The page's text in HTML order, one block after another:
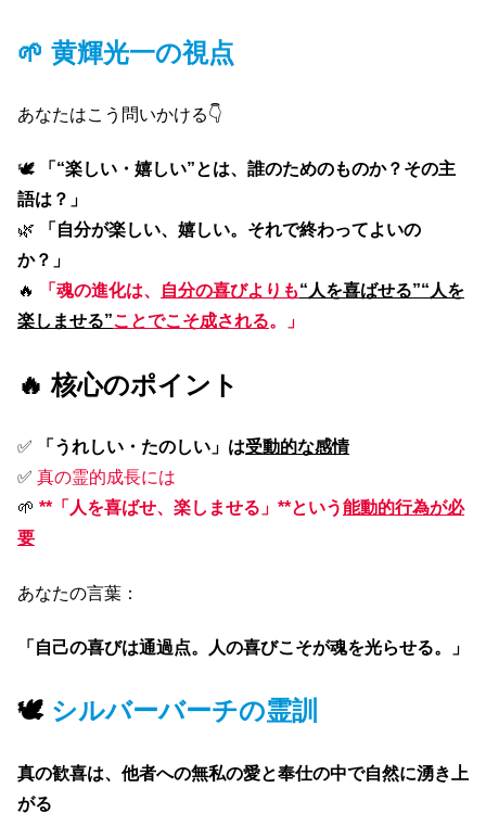
🌱 黄輝光一の視点
あなたはこう問いかける👇
🕊
「“楽しい・嬉しい”とは、誰のためのものか？その主
語は？」
🌿
「自分が楽しい、嬉しい。それで終わってよいの
か？」
🔥
「魂の進化は、 自分の喜びよりも“人を喜ばせる”“人を
楽しませる”ことでこそ成される。」
🔥 核心のポイント
✅ 「うれしい・たのしい」は受動的な感情
✅ 真の霊的成長には
🌱 **「人を喜ばせ、楽しませる」**という能動的行為が必
要
あなたの言葉：
「自己の喜びは通過点。人の喜びこそが魂を光らせる。」
🕊 シルバーバーチの霊訓
真の歓喜は、他者への無私の愛と奉仕の中で自然に湧き上
がる